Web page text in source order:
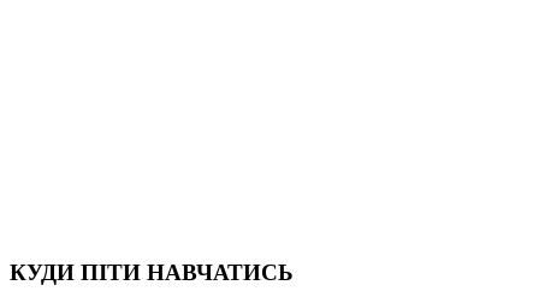
КУДИ ПІТИ НАВЧАТИСЬ